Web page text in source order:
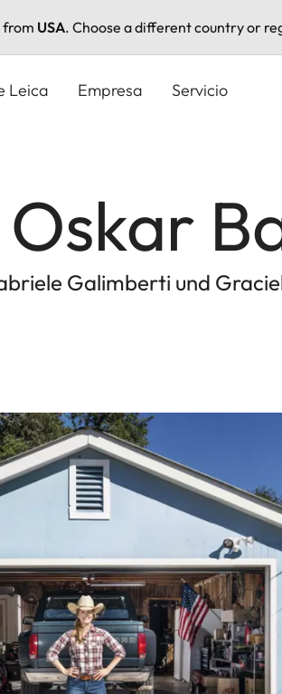
from USA. Choose a different country or
Leica Empresa Servicio
Galimberti und